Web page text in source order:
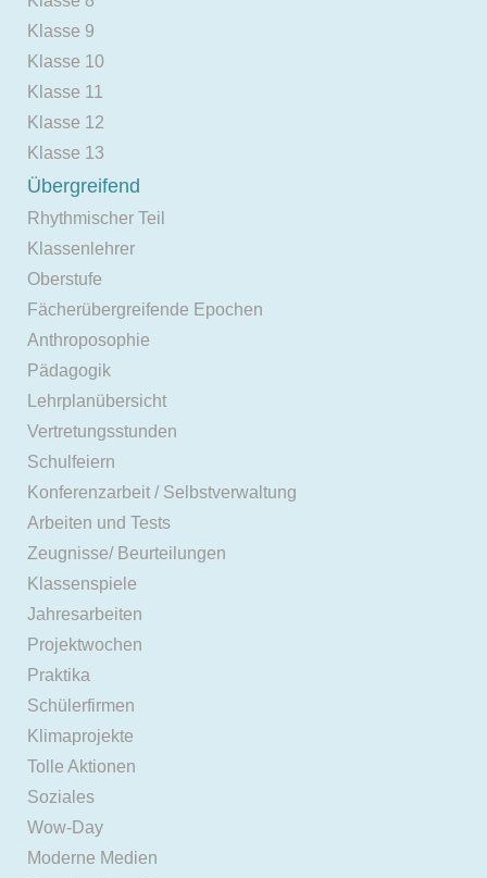
Klasse 9
Klasse 10
Klasse 11
Klasse 12
Klasse 13
Übergreifend
Rhythmischer Teil
Klassenlehrer
Oberstufe
Fächerübergreifende Epochen
Anthroposophie
Pädagogik
Lehrplanübersicht
Vertretungsstunden
Schulfeiern
Konferenzarbeit / Selbstverwaltung
Arbeiten und Tests
Zeugnisse/ Beurteilungen
Klassenspiele
Jahresarbeiten
Projektwochen
Praktika
Schülerfirmen
Klimaprojekte
Tolle Aktionen
Soziales
Wow-Day
Moderne Medien